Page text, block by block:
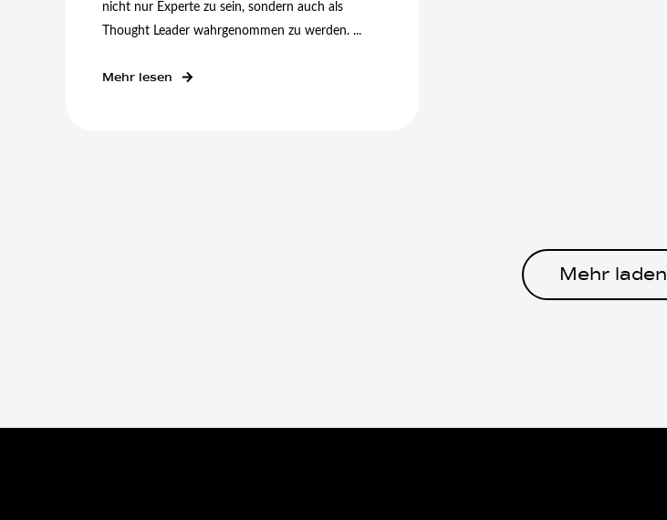
nicht nur Experte zu sein, sondern auch als
Thought Leader wahrgenommen zu werden. ...
Mehr lesen
Mehr laden